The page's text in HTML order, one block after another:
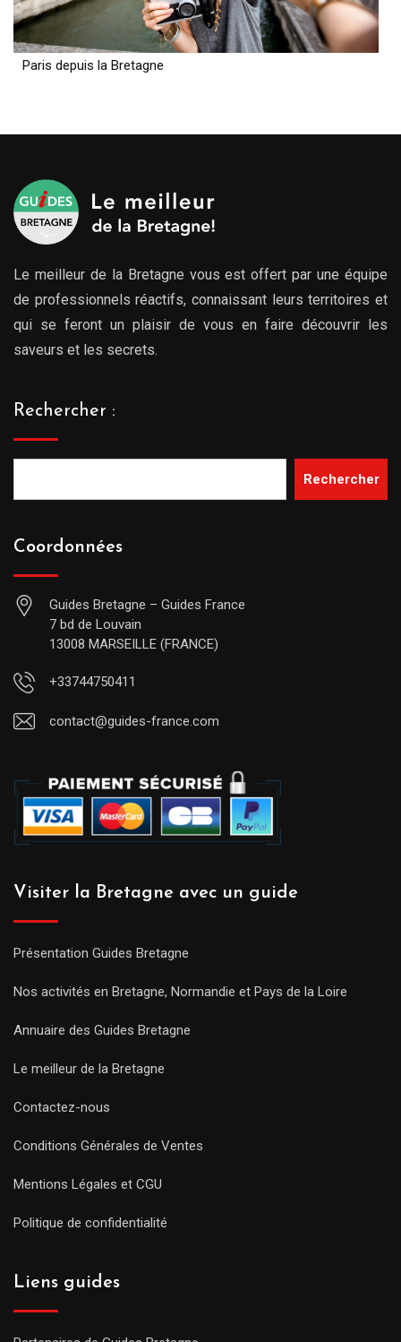
Paris depuis la Bretagne
Le meilleur de la Bretagne vous est offert par une équipe
de professionnels réactifs, connaissant leurs territoires et
qui se feront un plaisir de vous en faire découvrir les
saveurs et les secrets.
Rechercher :
Rechercher
Coordonnées
Guides Bretagne – Guides France
7 bd de Louvain
13008 MARSEILLE (FRANCE)
+33744750411
contact@guides-france.com
Visiter la Bretagne avec un guide
Présentation Guides Bretagne
Nos activités en Bretagne, Normandie et Pays de la Loire
Annuaire des Guides Bretagne
Le meilleur de la Bretagne
Contactez-nous
Conditions Générales de Ventes
Mentions Légales et CGU
Politique de confidentialité
Liens guides